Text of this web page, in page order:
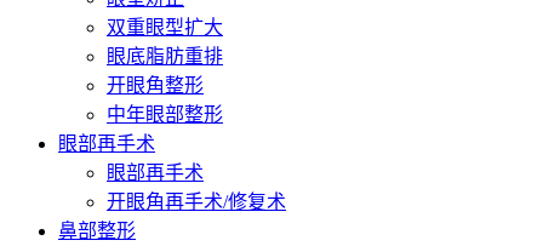
双重眼型扩大
眼底脂肪重排
开眼角整形
中年眼部整形
眼部再手术
眼部再手术
开眼角再手术/修复术
鼻部整形